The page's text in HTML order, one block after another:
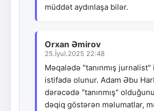
müddət aydınlaşa bilər.
Orxan Əmirov
25.İyul.2025 22:48
Məqalədə "tanınmış jurnalist"
istifadə olunur. Adam Əbu
dərəcədə "tanınmış"
dəqiq göstərən məlumatlar,